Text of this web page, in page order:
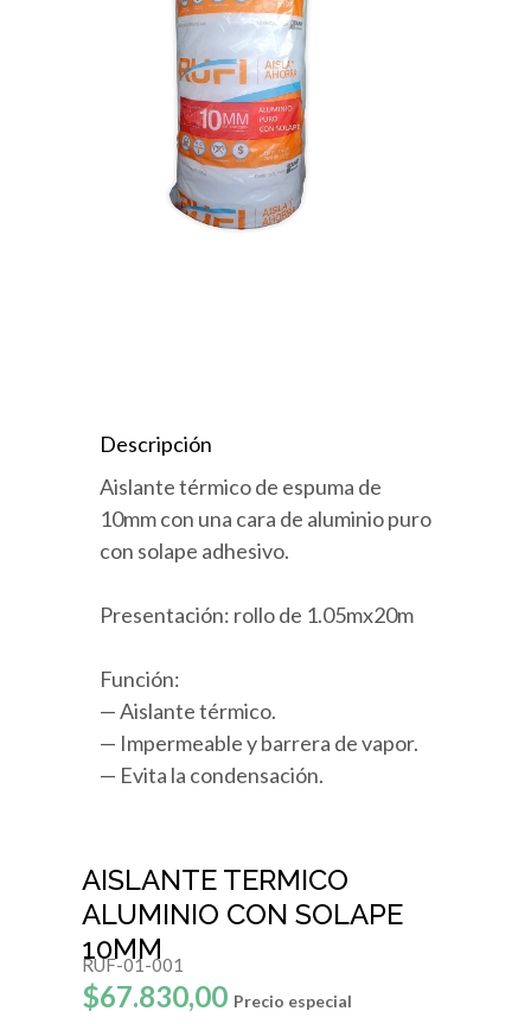
Descripción
Aislante térmico de espuma de
10mm con una cara de aluminio puro
con solape adhesivo.
Presentación: rollo de 1.05mx20m
Función:
— Aislante térmico.
— Impermeable y barrera de vapor.
— Evita la condensación.
AISLANTE TERMICO
ALUMINIO CON SOLAPE
10MM
RUF-01-001
$67.830,00 Precio especial